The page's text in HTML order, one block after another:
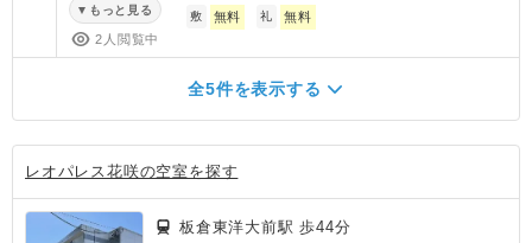
もっと見る
2人閲覧中
敷 無料 礼 無料
全5件を表示する
レオパレス花咲の空室を探す
板倉東洋大前駅 歩44分